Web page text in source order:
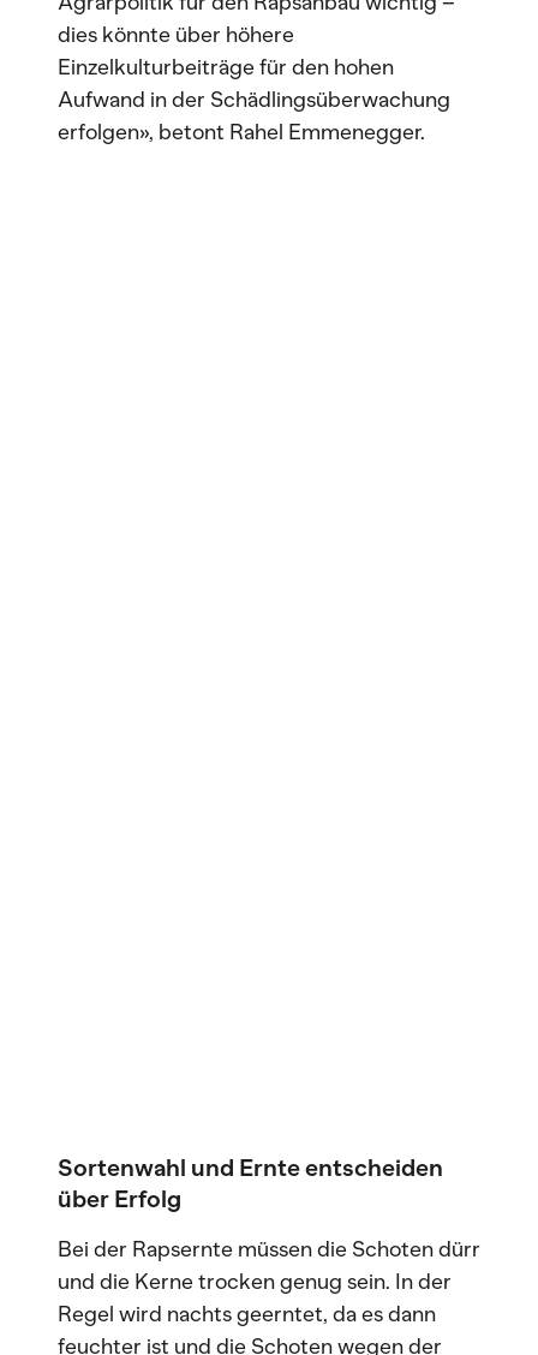
dies könnte über höhere
Einzelkulturbeiträge für den hohen
Aufwand in der Schädlingsüberwachung
erfolgen», betont Rahel Emmenegger.
Sortenwahl und Ernte entscheiden
über Erfolg
Bei der Rapsernte müssen die Schoten dürr
und die Kerne trocken genug sein. In der
Regel wird nachts geerntet, da es dann
feuchter ist und die Schoten wegen der